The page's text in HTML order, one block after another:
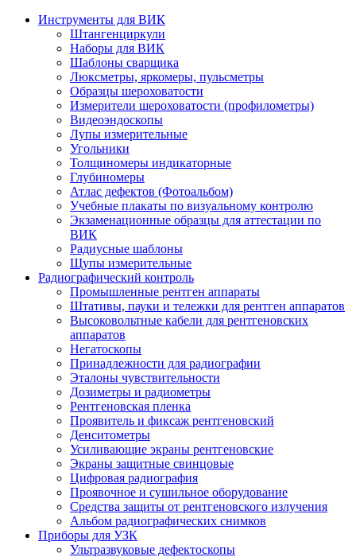
Инструменты для ВИК
Штангенциркули
Наборы для ВИК
Шаблоны сварщика
Люксметры, яркомеры, пульсметры
Образцы шероховатости
Измерители шероховатости (профилометры)
Видеоэндоскопы
Лупы измерительные
Угольники
Толщиномеры индикаторные
Глубиномеры
Атлас дефектов (Фотоальбом)
Учебные плакаты по визуальному контролю
Экзаменационные образцы для аттестации по
ВИК
Радиусные шаблоны
Щупы измерительные
Радиографический контроль
Промышленные рентген аппараты
Штативы, пауки и тележки для рентген аппаратов
Высоковольтные кабели для рентгеновских
аппаратов
Негатоскопы
Принадлежности для радиографии
Эталоны чувствительности
Дозиметры и радиометры
Рентгеновская пленка
Проявитель и фиксаж рентгеновский
Денситометры
Усиливающие экраны рентгеновские
Экраны защитные свинцовые
Цифровая радиография
Проявочное и сушильное оборудование
Средства защиты от рентгеновского излучения
Альбом радиографических снимков
Приборы для УЗК
Ультразвуковые дефектоскопы